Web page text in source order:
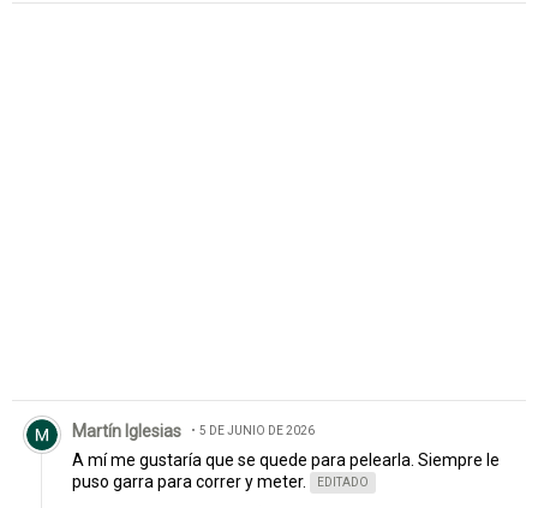
Comentario de Martín Iglesias.
Martín Iglesias 5 DE JUNIO DE 2026
A mí me gustaría que se quede para pelearla. Siempre le
puso garra para correr y meter.
EDITADO